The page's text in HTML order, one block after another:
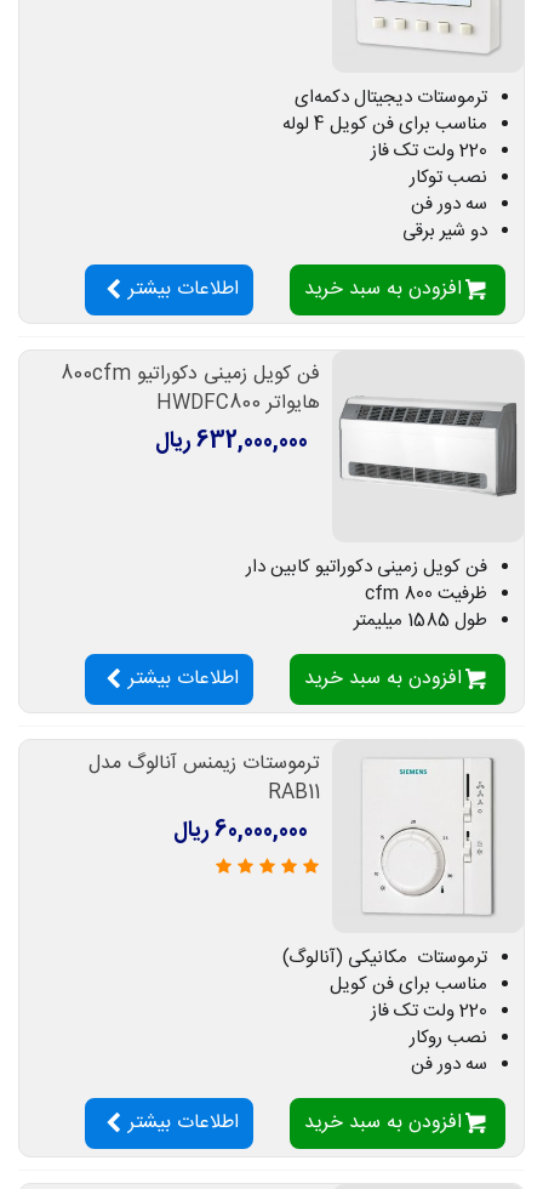
ترموستات دیجیتال دکمه‌ای
مناسب برای فن کویل 4 لوله
220 ولت تک فاز
نصب توکار
سه دور فن
دو شیر برقی
افزودن به سبد خرید اطلاعات بیشتر
فن کویل زمینی دکوراتیو 800cfm
هایواتر HWDFC800
632,000,000 ریال
فن کویل زمینی دکوراتیو کابین دار
ظرفیت 800 cfm
طول 1585 میلیمتر
افزودن به سبد خرید اطلاعات بیشتر
ترموستات زیمنس آنالوگ مدل
RAB11
60,000,000 ریال
ترموستات مکانیکی (آنالوگ)
مناسب برای فن کویل
220 ولت تک فاز
نصب روکار
سه دور فن
افزودن به سبد خرید اطلاعات بیشتر